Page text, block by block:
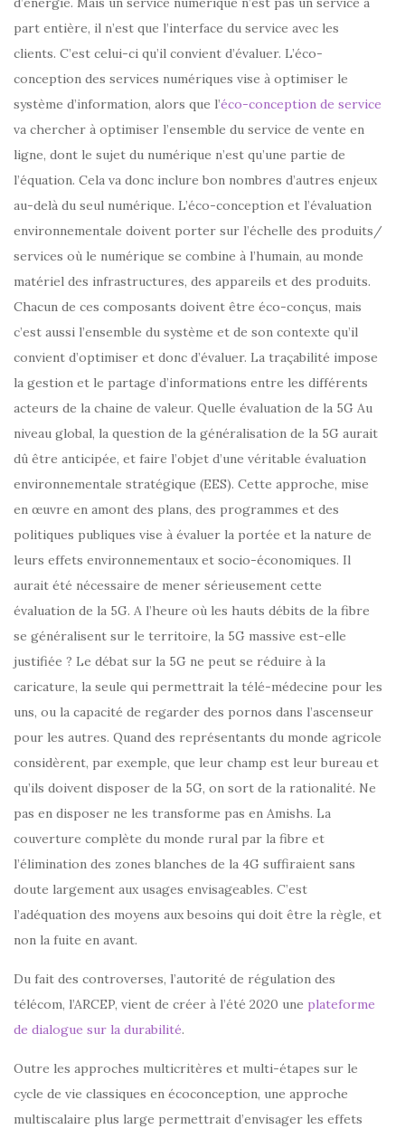
part entière, il n’est que l’interface du service avec les
clients. C’est celui-ci qu’il convient d’évaluer. L’éco-
conception des services numériques vise à optimiser le
système d’information, alors que l’éco-conception de service
va chercher à optimiser l’ensemble du service de vente en
ligne, dont le sujet du numérique n’est qu’une partie de
l’équation. Cela va donc inclure bon nombres d’autres enjeux
au-delà du seul numérique. L’éco-conception et l’évaluation
environnementale doivent porter sur l’échelle des produits/
services où le numérique se combine à l’humain, au monde
matériel des infrastructures, des appareils et des produits.
Chacun de ces composants doivent être éco-conçus, mais
c’est aussi l’ensemble du système et de son contexte qu’il
convient d’optimiser et donc d’évaluer. La traçabilité impose
la gestion et le partage d’informations entre les différents
acteurs de la chaine de valeur. Quelle évaluation de la 5G Au
niveau global, la question de la généralisation de la 5G aurait
dû être anticipée, et faire l’objet d’une véritable évaluation
environnementale stratégique (EES). Cette approche, mise
en œuvre en amont des plans, des programmes et des
politiques publiques vise à évaluer la portée et la nature de
leurs effets environnementaux et socio-économiques. Il
aurait été nécessaire de mener sérieusement cette
évaluation de la 5G. A l’heure où les hauts débits de la fibre
se généralisent sur le territoire, la 5G massive est-elle
justifiée ? Le débat sur la 5G ne peut se réduire à la
caricature, la seule qui permettrait la télé-médecine pour les
uns, ou la capacité de regarder des pornos dans l’ascenseur
pour les autres. Quand des représentants du monde agricole
considèrent, par exemple, que leur champ est leur bureau et
qu’ils doivent disposer de la 5G, on sort de la rationalité. Ne
pas en disposer ne les transforme pas en Amishs. La
couverture complète du monde rural par la fibre et
l’élimination des zones blanches de la 4G suffiraient sans
doute largement aux usages envisageables. C’est
l’adéquation des moyens aux besoins qui doit être la règle, et
non la fuite en avant.
Du fait des controverses, l’autorité de régulation des
télécom, l’ARCEP, vient de créer à l’été 2020 une plateforme
de dialogue sur la durabilité.
Outre les approches multicritères et multi-étapes sur le
cycle de vie classiques en écoconception, une approche
multiscalaire plus large permettrait d’envisager les effets